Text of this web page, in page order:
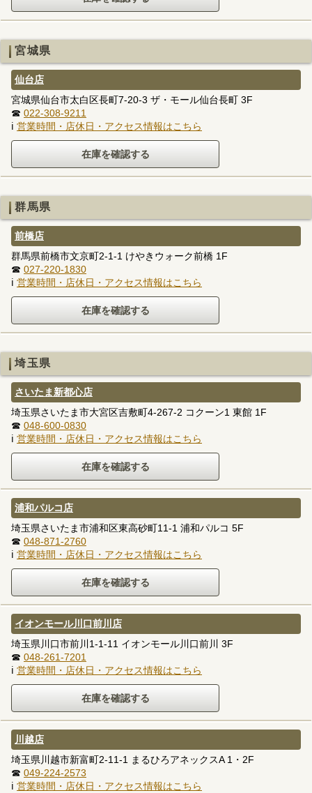
宮城県
仙台店
宮城県仙台市太白区長町7-20-3 ザ・モール仙台長町 3F
☎ 022-308-9211
ℹ 営業時間・店休日・アクセス情報はこちら
群馬県
前橋店
群馬県前橋市文京町2-1-1 けやきウォーク前橋 1F
☎ 027-220-1830
ℹ 営業時間・店休日・アクセス情報はこちら
埼玉県
さいたま新都心店
埼玉県さいたま市大宮区吉敷町4-267-2 コクーン1 東館 1F
☎ 048-600-0830
ℹ 営業時間・店休日・アクセス情報はこちら
浦和パルコ店
埼玉県さいたま市浦和区東高砂町11-1 浦和パルコ 5F
☎ 048-871-2760
ℹ 営業時間・店休日・アクセス情報はこちら
イオンモール川口前川店
埼玉県川口市前川1-1-11 イオンモール川口前川 3F
☎ 048-261-7201
ℹ 営業時間・店休日・アクセス情報はこちら
川越店
埼玉県川越市新富町2-11-1 まるひろアネックスA 1・2F
☎ 049-224-2573
ℹ 営業時間・店休日・アクセス情報はこちら